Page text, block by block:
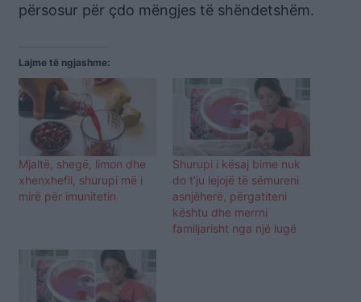
përsosur për çdo mëngjes të shëndetshëm.
Lajme të ngjashme:
Mjaltë, shegë, limon dhe
xhenxhefil, shurupi më i
mirë për imunitetin
Shurupi i kësaj bime nuk
do t’ju lejojë të sëmureni
asnjëherë, përgatiteni
kështu dhe merrni
familjarisht nga një lugë